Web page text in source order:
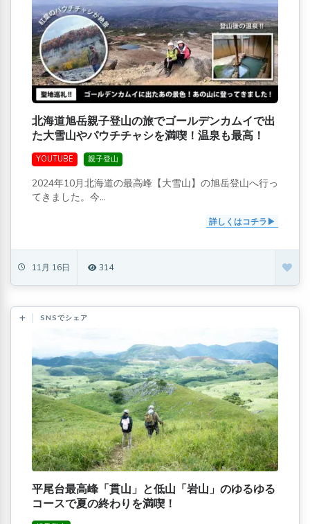
北海道旭岳親子登山の旅でゴールデンカムイで出
た大雪山やパウチチャシを満喫！温泉も最高！
YOUTUBE 親子登山
2024年10月北海道の最高峰【大雪山】の旭岳登山へ行っ
てきました。今...
詳しくはコチラ
11月 16日 314
SNSでシェア
平尾台最高峰「貫山」と低山「岩山」のゆるゆる
コースで夏の終わりを満喫！